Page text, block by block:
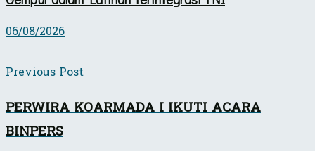
06/08/2026
Previous Post
PERWIRA KOARMADA I IKUTI ACARA
BINPERS